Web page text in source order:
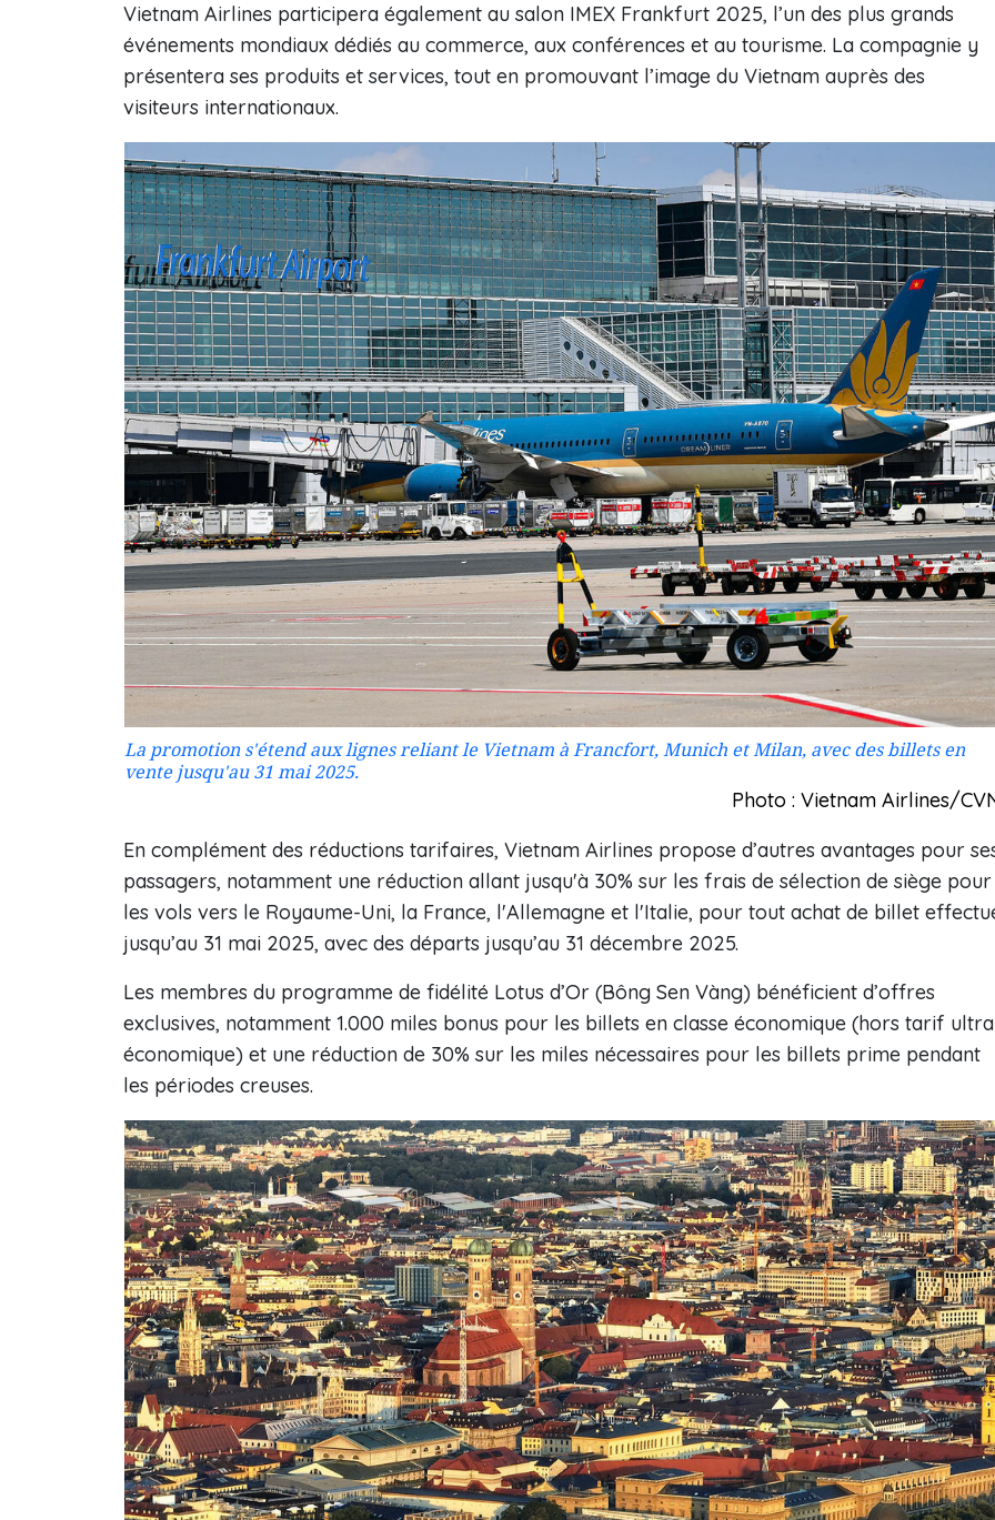
Vietnam Airlines participera également au salon IMEX Frankfurt 2025, l’un des plus grands
événements mondiaux dédiés au commerce, aux conférences et au tourisme. La compagnie y
présentera ses produits et services, tout en promouvant l’image du Vietnam auprès des
visiteurs internationaux.
La promotion s'étend aux lignes reliant le Vietnam à Francfort, Munich et Milan, avec des billets en
vente jusqu'au 31 mai 2025.
Photo : Vietnam Airlines/
En complément des réductions tarifaires, Vietnam Airlines propose d’autres avantages pour
passagers, notamment une réduction allant jusqu'à 30% sur les frais de sélection de siège pour
les vols vers le Royaume-Uni, la France, l'Allemagne et l'Italie, pour tout achat de billet
jusqu’au 31 mai 2025, avec des départs jusqu’au 31 décembre 2025.
Les membres du programme de fidélité Lotus d’Or (Bông Sen Vàng) bénéficient d’offres
exclusives, notamment 1.000 miles bonus pour les billets en classe économique (hors tarif
économique) et une réduction de 30% sur les miles nécessaires pour les billets prime pendant
les périodes creuses.